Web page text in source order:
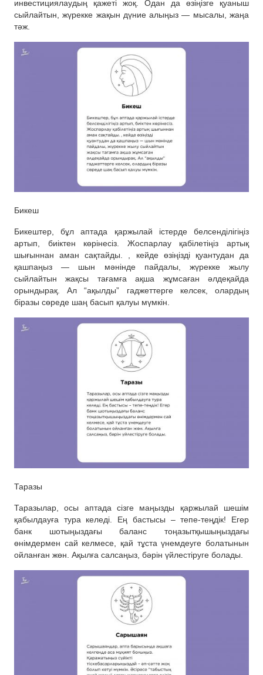
инвестициялаудың қажеті жоқ. Одан да өзіңізге қуаныш
сыйлайтын, жүрекке жақын дүние алыңыз — мысалы, жаңа
тәж.
Бикеш
Бикештер, бұл аптада қаржылай істерде белсенділігіңіз
артып, биіктен көрінесіз. Жоспарлау қабілетіңіз артық
шығыннан аман сақтайды. , кейде өзіңізді қуантудан да
қашпаңыз — шын мәнінде пайдалы, жүрекке жылу
сыйлайтын жақсы тағамға ақша жұмсаған әлдеқайда
орындырақ. Ал “ақылды” гаджеттерге келсек, олардың
біразы сөреде шаң басып қалуы мүмкін.
Таразы
Таразылар, осы аптада сізге маңызды қаржылай шешім
қабылдауға тура келеді. Ең бастысы – тепе-теңдік! Егер
банк шотыңыздағы баланс тоңазытқышыңыздағы
өнімдермен сай келмесе, қай тұста үнемдеуге болатынын
ойланған жөн. Ақылға салсаңыз, бәрін үйлестіруге болады.